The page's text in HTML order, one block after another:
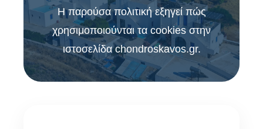
Η παρούσα πολιτική εξηγεί πώς
χρησιμοποιούνται τα cookies στην
ιστοσελίδα chondroskavos.gr.